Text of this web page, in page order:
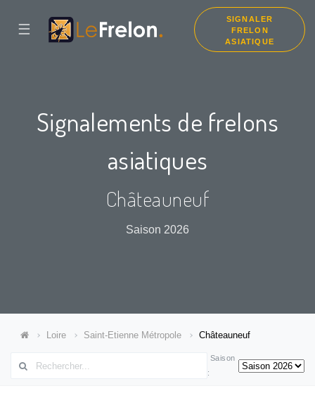
☰
SIGNALER
FRELON
ASIATIQUE
Signalements de frelons
asiatiques
Châteauneuf
Saison 2026
Loire Saint-Etienne Métropole Châteauneuf
Saison
: